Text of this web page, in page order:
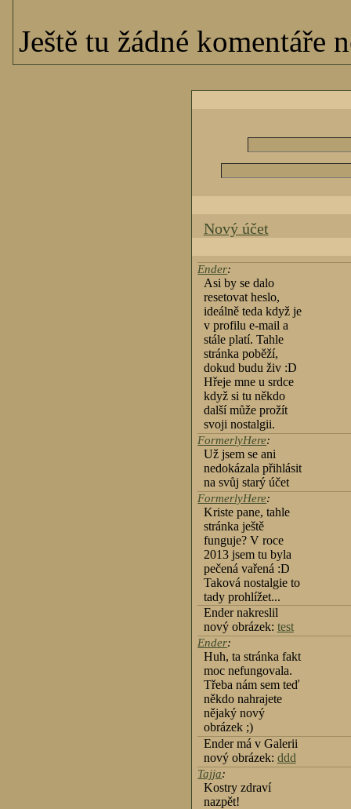
Ještě tu žádné komentáře
Nový účet
Ender:
Asi by se dalo
resetovat heslo,
ideálně teda když je
v profilu e-mail a
stále platí. Tahle
stránka poběží,
dokud budu živ :D
Hřeje mne u srdce
když si tu někdo
další může prožít
svoji nostalgii.
FormerlyHere:
Už jsem se ani
nedokázala přihlásit
na svůj starý účet
FormerlyHere:
Kriste pane, tahle
stránka ještě
funguje? V roce
2013 jsem tu byla
pečená vařená :D
Taková nostalgie to
tady prohlížet...
Ender nakreslil
nový obrázek: test
Ender:
Huh, ta stránka fakt
moc nefungovala.
Třeba nám sem teď
někdo nahrajete
nějaký nový
obrázek ;)
Ender má v Galerii
nový obrázek: ddd
Tajja:
Kostry zdraví
nazpět!